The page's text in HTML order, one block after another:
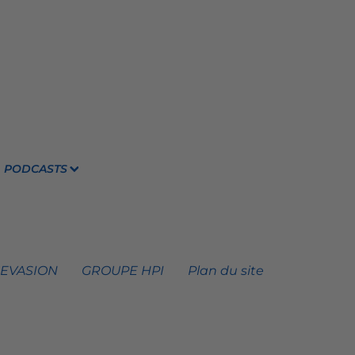
PODCASTS
GROUPE HPI Plan du site